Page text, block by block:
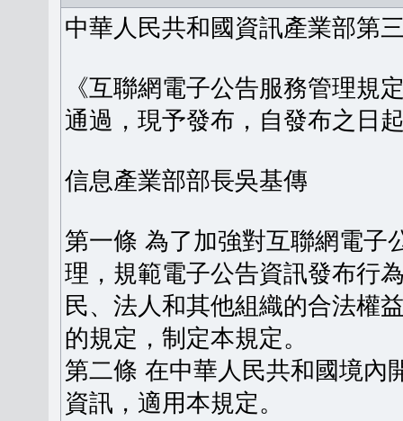
中華人民共和國資訊產業部第
《互聯網電子公告服務管理規
通過，現予發布，自發布之日
信息產業部部長吳基傳
第一條 為了加強對互聯網電子
理，規範電子公告資訊發布行
民、法人和其他組織的合法權
的規定，制定本規定。
第二條 在中華人民共和國境內
資訊，適用本規定。